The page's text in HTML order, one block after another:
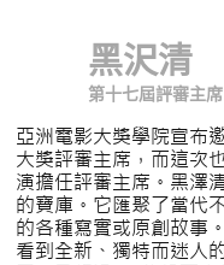
黑沢清
第十七屆評審主席
亞洲電影大獎學院宣布
大獎評審主席，而這次
演擔任評審主席。黑澤
的寶庫。它匯聚了當代
的各種寫實或原創故事
看到全新、獨特而迷人